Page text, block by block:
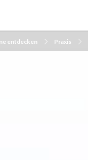
entdecken Praxis